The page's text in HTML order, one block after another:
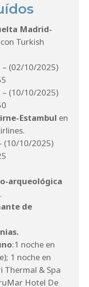
Madrid-
Turkish
– (02/10/2025)
– (10/10/2025)
Estambul en
(10/10/2025)
arqueológica
de
.
:1 noche en
1 noche en
Thermal & Spa
Hotel De